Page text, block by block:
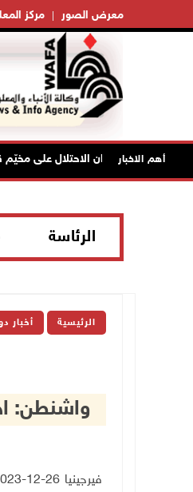
مركز معرض الصور
أهم الاخبار
"فتح": عدوان الاحتلال على مخيّم
الرئاسة
الرئيسية أخبار
واشنطن: